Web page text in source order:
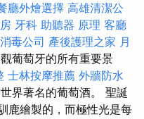
廳外燴選擇 高雄清潔公
牙科 助聽器 原理 客廳
消毒公司 產後護理之家 月
葡萄牙的所有重要景
士林按摩推薦 外牆防水
界著名的葡萄酒。 聖誕
鹿繪製的，而極性光是每